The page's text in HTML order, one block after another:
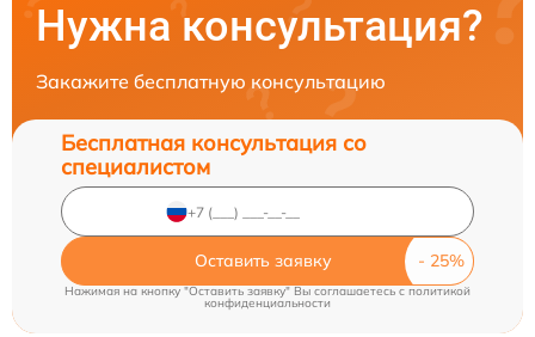
Нужна консультация?
Закажите бесплатную консультацию
Бесплатная консультация со
специалистом
Оставить заявку
Нажимая на кнопку "Оставить заявку" Вы соглашаетесь cполитикой
конфиденциальности